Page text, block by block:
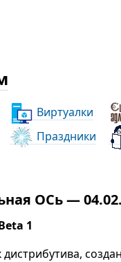
Виртуалки
Праздники
ОСь —
1